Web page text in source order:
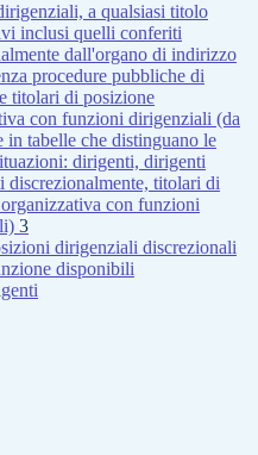
a qualsiasi titolo
inclusi quelli conferiti
dall'organo di indirizzo
procedure pubbliche di
titolari di posizione
con funzioni dirigenziali (da
in tabelle che distinguano le
dirigenti, dirigenti
discrezionalmente, titolari di
con funzioni
3
dirigenziali discrezionali
disponibili